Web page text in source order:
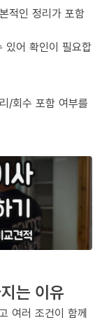
적인 정리가 포함
있어 확인이 필요합
/회수 포함 여부를
는 이유
여러 조건이 함께